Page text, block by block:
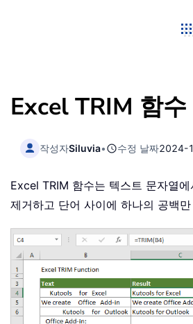
Excel TRIM 함수
작성자Siluvia• 수정 날짜2024-
Excel TRIM 함수는 텍스트 문자열
제거하고 단어 사이에 하나의 공백만